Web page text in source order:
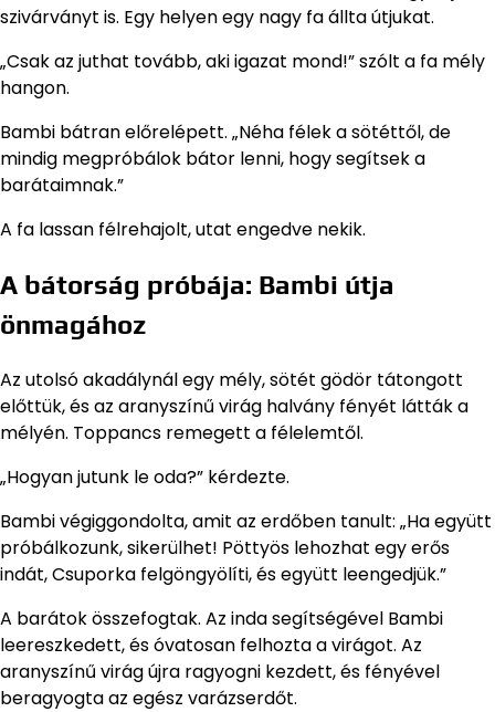
szivárványt is. Egy helyen egy nagy fa állta útjukat.
„Csak az juthat tovább, aki igazat mond!” szólt a fa mély
hangon.
Bambi bátran előrelépett. „Néha félek a sötéttől, de
mindig megpróbálok bátor lenni, hogy segítsek a
barátaimnak.”
A fa lassan félrehajolt, utat engedve nekik.
A bátorság próbája: Bambi útja
önmagához
Az utolsó akadálynál egy mély, sötét gödör tátongott
előttük, és az aranyszínű virág halvány fényét látták a
mélyén. Toppancs remegett a félelemtől.
„Hogyan jutunk le oda?” kérdezte.
Bambi végiggondolta, amit az erdőben tanult: „Ha együtt
próbálkozunk, sikerülhet! Pöttyös lehozhat egy erős
indát, Csuporka felgöngyölíti, és együtt leengedjük.”
A barátok összefogtak. Az inda segítségével Bambi
leereszkedett, és óvatosan felhozta a virágot. Az
aranyszínű virág újra ragyogni kezdett, és fényével
beragyogta az egész varázserdőt.